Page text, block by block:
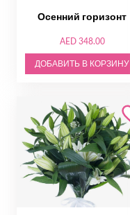
Осенний горизонт
AED 348.00
ДОБАВИТЬ В КОРЗИНУ